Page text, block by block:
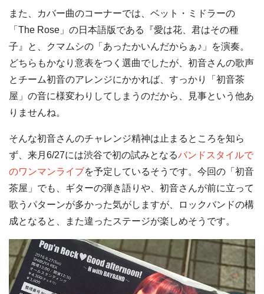
また、カバー曲のコーナーでは、ベット・ミドラーの
「The Rose」の日本語版である『愛は花、君はその種
子』と、クマムシの「あったかいんだからぁ♪」を演奏。
どちらもかなり意表をつく選曲でしたが、初音さんの歌声
とチーム初音のアレンジにかかれば、すっかり「初音茶
屋」の音に様変わりしてしまうのだから、見事という他あ
りませんね。
そんな初音さんのチャレンジ精神は止まるところを知ら
ず、来月6/27には渋谷で初の試みとなるバンドスタイルで
のワンマンライブを予定しているそうです。今回の「初音
茶屋」でも、ギターの弾き語りや、初音さんが前に立って
歌うパターンが多かった気がしますが、ロックバンドの構
成となると、また違ったステージが楽しめそうです。